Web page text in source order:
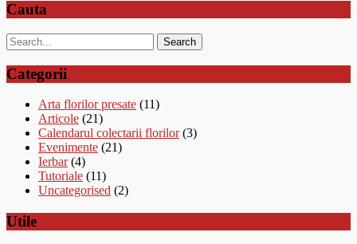
Cauta
Categorii
Arta florilor presate (11)
Articole (21)
Calendarul colectarii florilor(3)
Evenimente (21)
Ierbar(4)
Tutoriale (11)
Uncategorised (2)
Utile